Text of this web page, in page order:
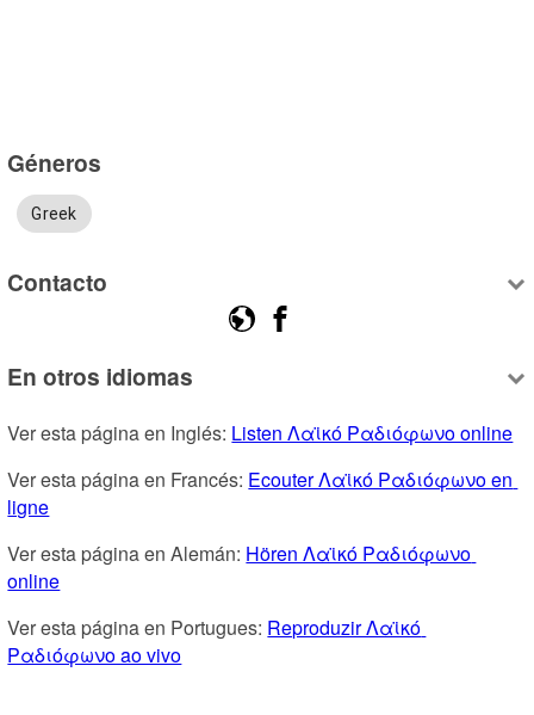
Géneros
Greek
Contacto
En otros idiomas
Ver esta página en Inglés: Listen Λαϊκό Ραδιόφωνο online
Ver esta página en Francés: Ecouter Λαϊκό Ραδιόφωνο en
ligne
Ver esta página en Alemán: Hören Λαϊκό Ραδιόφωνο
online
Ver esta página en Portugues: Reproduzir Λαϊκό
Ραδιόφωνο ao vivo